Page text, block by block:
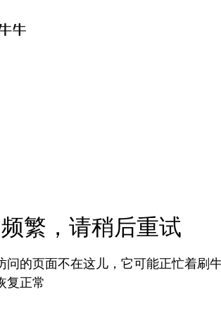
繁，请稍后重试
问的页面不在这儿，它可能正忙着刷
复正常